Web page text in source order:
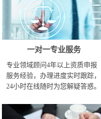
一对一专业服务
专业领域顾问4年以上资质申报
服务经验，办理进度实时跟踪，
24小时在线随时为您解疑答惑。